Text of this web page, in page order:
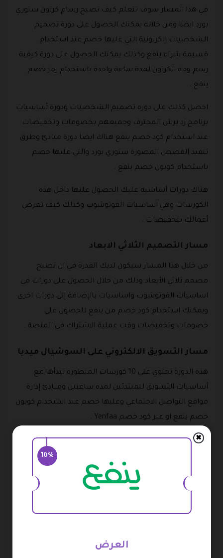
في هذا المسار سوف تتعلم كيف تصبح رسام كرتون ستوري
بورد ايضا ومن خلاله يمكنك الحصول على دورة تصميم
الشخصيات الكرتونية التي عليها خصم عند استخدام
قسيمة شراء ينفع وكذلك يمكنك الحصول على دورة كيفية
رسم وجه الكرتون لمدة ساعة واحدة باستخدام رمز خصم
ينفع .
احصل كذلك على دوره تصميم الشخصيات ودورة أساسيات
برنامج زد برش المحترف وجميعهم بخصومات وتخفيضات
عند استخدام كود خصم ينفع هناك ايضا دورة مبادئ وطرق
تنفيذ القصص المصورة ستوري بورد والتي عليها خصم
باستخدام كوبون خصم ينفع .
هناك دورات أساسية عليك الحصول عليها داخل هذه
الكورسات وهي اساسيات الفوتوشوب وكذلك كيف تعرض
أعمالك بتخفيضات .
مسار التصميم الثلاثي الابعاد
من خلال هذا المسار سيكون لديك القدرة في ان تصبح
مصمم ثلاثي الأبعاد وذلك من خلال الحصول على دورات في
اساسيات الفوتوشوب واساسيات بالإضافة إلى دورات اخرى
ويمكنك استخدام كود خصم من ينفع للحصول على
خصومات وتخفيضات وقت عملية الاشتراك في المنصة .
مسار التسويق الالكتروني على السوشيال ميديا
هذه الدورة تحتوي على 10 كورسات المتطوره تبدأها مع
أساسيات التسويق للمبتدئين لمده ساعتين ومبادئ إدارة
مواقع التواصل الاجتماعي وعليها خصم عند استخدام كوبون
خصم ينفع او عبر كود خصم Yenfaa .
يتوفر ايضا دورة خاصة باستراتيجيات العمل على مواقع
التواصل الاجتماعي لمدة ثلاث ساعات واعلانات الفيس بوك
والانستقرام وعليها خصم عند استخدام كود خصم ينفع
هناك برد ايضا دورة أساسيات التسويق الرقمي ودوره
ينفع مجانا .
10%
✖
العرض